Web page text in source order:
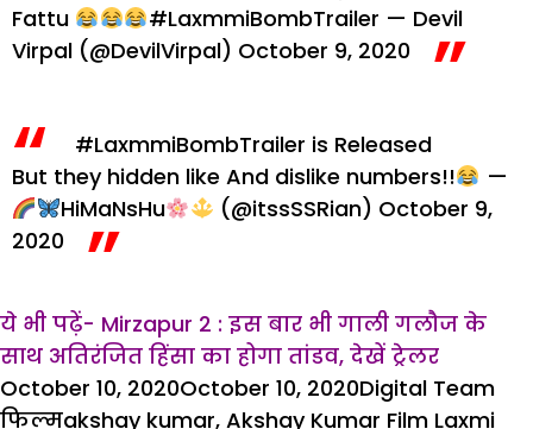
Fattu
#LaxmmiBombTrailer — Devil
Virpal (@DevilVirpal) October 9, 2020
#LaxmmiBombTrailer is Released
But they hidden like And dislike numbers!!
—
HiMaNsHu
(@itssSSRian) October 9,
2020
ये भी पढ़ें- Mirzapur 2 : इस बार भी गाली गलौज के
साथ अतिरंजित हिंसा का होगा तांडव, देखें ट्रेलर
Posted
on
October 10, 2020October 10, 2020Author
Digital Team
फिल्मTags
akshay kumar, Akshay Kumar Film Laxmi